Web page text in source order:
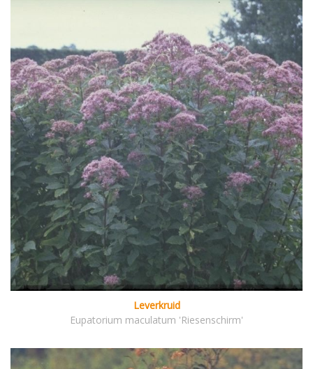
Leverkruid
Eupatorium maculatum 'Riesenschirm'